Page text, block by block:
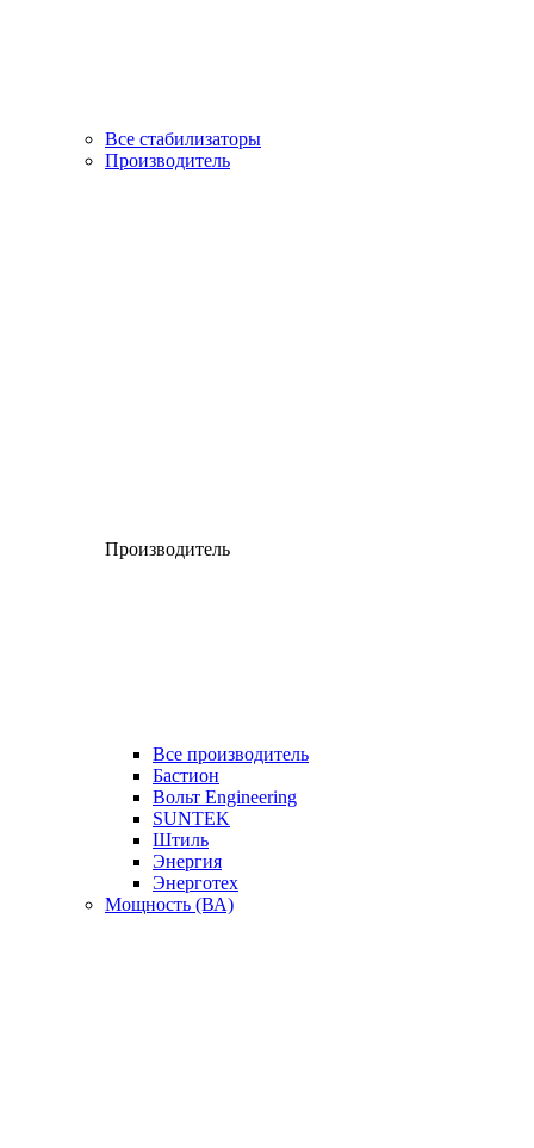
Все стабилизаторы
Производитель
Производитель
Все производитель
Бастион
Вольт Engineering
SUNTEK
Штиль
Энергия
Энерготех
Мощность (ВА)